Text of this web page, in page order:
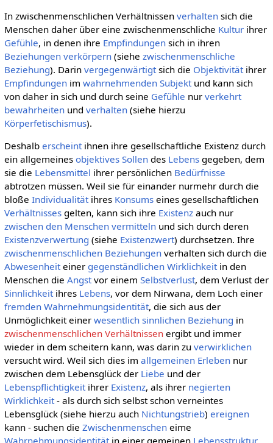
In zwischenmenschlichen Verhältnissen verhaltensich die
Menschen daher über eine zwischenmenschliche Kulturihrer
Gefühle, in denen ihre Empfindungensich in ihren
Beziehungen verkörpern(siehe zwischenmenschliche
Beziehung). Darin vergegenwärtigtsich die Objektivitätihrer
Empfindungenim wahrnehmenden Subjektund kann sich
von daher in sich und durch seine Gefühle nur verkehrt
bewahrheitenund verhalten(siehe hierzu
Körperfetischismus).
Deshalb erscheintihnen ihre gesellschaftliche Existenz durch
ein allgemeines objektives Sollendes Lebensgegeben, dem
sie die Lebensmittel ihrer persönlichen Bedürfnisse
abtrotzen müssen. Weil sie für einander nurmehr durch die
bloße Individualitätihres Konsumseines gesellschaftlichen
Verhältnissesgelten, kann sich ihre Existenzauch nur
zwischen den Menschen vermittelnund sich durch deren
Existenzverwertung (siehe Existenzwert) durchsetzen. Ihre
zwischenmenschlichen Beziehungenverhalten sich durch die
Abwesenheiteiner gegenständlichen Wirklichkeitin den
Menschen die Angstvor einem Selbstverlust, dem Verlust der
Sinnlichkeitihres Lebens, vor dem Nirwana, dem Loch einer
fremden Wahrnehmungsidentität, die sich aus der
Unmöglichkeit einer wesentlich sinnlichen Beziehung in
zwischenmenschlichen Verhältnissenergibt und immer
wieder in dem scheitern kann, was darin zu verwirklichen
versucht wird. Weil sich dies im allgemeinen Erlebennur
zwischen dem Lebensglück der Liebe und der
Lebenspflichtigkeitihrer Existenz, als ihrer negierten
Wirklichkeit- als durch sich selbst schon verneintes
Lebensglück (siehe hierzu auch Nichtungstrieb) ereignen
kann - suchen die Zwischenmenscheneime
Wahrnehmungsidentitätin einer gemeinen Lebensstruktur